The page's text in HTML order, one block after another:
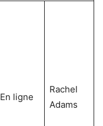
En ligne
Rachel
Adams